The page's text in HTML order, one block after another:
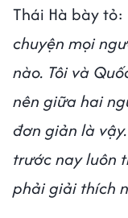
Thái Hà bày tỏ:
chuyện mọi
nào. Tôi và
nên giữa hai
đơn giản là
trước nay luôn
phải giải thích